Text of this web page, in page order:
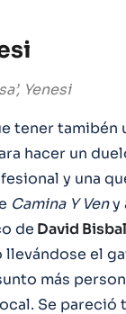
Yenesi
tener tamibén
hacer un
y una
Camina Y Veny
de David Bisbal
llevándose el
más
Se pareció